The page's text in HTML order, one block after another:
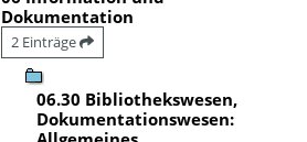
Dokumentation
2 Einträge
06.30 Bibliothekswesen,
Dokumentationswesen: